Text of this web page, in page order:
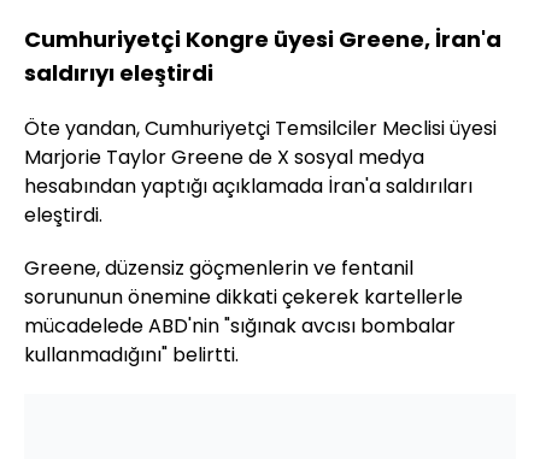
Cumhuriyetçi Kongre üyesi Greene, İran'a
saldırıyı eleştirdi
Öte yandan, Cumhuriyetçi Temsilciler Meclisi üyesi
Marjorie Taylor Greene de X sosyal medya
hesabından yaptığı açıklamada İran'a saldırıları
eleştirdi.
Greene, düzensiz göçmenlerin ve fentanil
sorununun önemine dikkati çekerek kartellerle
mücadelede ABD'nin "sığınak avcısı bombalar
kullanmadığını" belirtti.